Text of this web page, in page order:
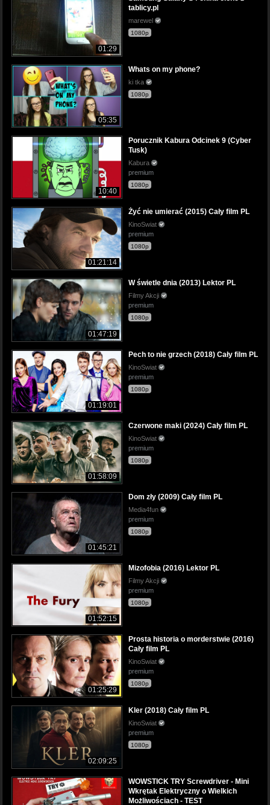
01:29
tablicy.pl
marewel
1080p
05:35
Whats on my phone?
ki tka
1080p
10:40
Porucznik Kabura Odcinek 9 (Cyber
Tusk)
Kabura
premium
1080p
01:21:14
Żyć nie umierać (2015) Cały film PL
KinoSwiat
premium
1080p
01:47:19
W świetle dnia (2013) Lektor PL
Filmy Akcji
premium
1080p
01:19:01
Pech to nie grzech (2018) Cały film PL
KinoSwiat
premium
1080p
01:58:09
Czerwone maki (2024) Cały film PL
KinoSwiat
premium
1080p
01:45:21
Dom zły (2009) Cały film PL
Media4fun
premium
1080p
01:52:15
Mizofobia (2016) Lektor PL
Filmy Akcji
premium
1080p
01:25:29
Prosta historia o morderstwie (2016)
Cały film PL
KinoSwiat
premium
1080p
02:09:25
Kler (2018) Cały film PL
KinoSwiat
premium
1080p
WOWSTICK TRY Screwdriver - Mini
Wkrętak Elektryczny o Wielkich
Możliwościach - TEST